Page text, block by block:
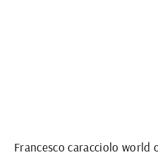
Francesco caracciolo world